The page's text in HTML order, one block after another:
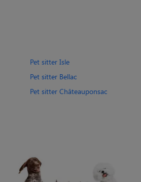
Pet sitter Isle
Pet sitter Bellac
Pet sitter Châteauponsac